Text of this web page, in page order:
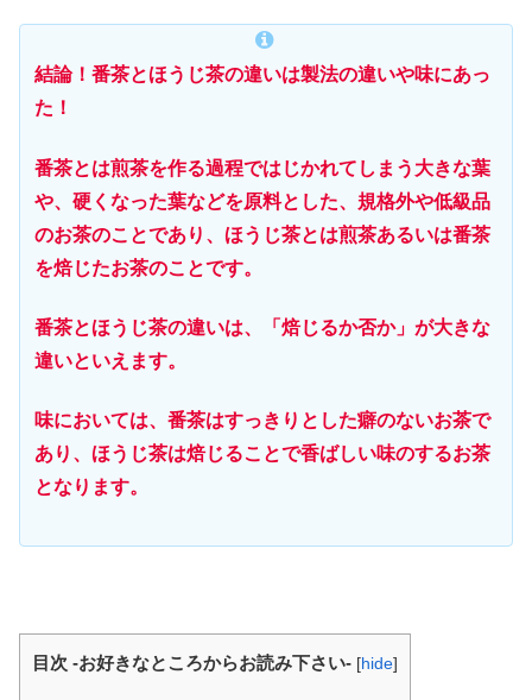
結論！番茶とほうじ茶の違いは製法の違いや味にあっ
た！
番茶とは煎茶を作る過程ではじかれてしまう大きな葉
や、硬くなった葉などを原料とした、規格外や低級品
のお茶のことであり、ほうじ茶とは煎茶あるいは番茶
を焙じたお茶のことです。
番茶とほうじ茶の違いは、「焙じるか否か」が大きな
違いといえます。
味においては、番茶はすっきりとした癖のないお茶で
あり、ほうじ茶は焙じることで香ばしい味のするお茶
となります。
目次 -お好きなところからお読み下さい- [hide]